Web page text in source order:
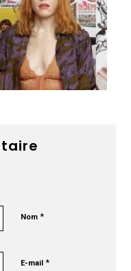
Nom*
E-mail*